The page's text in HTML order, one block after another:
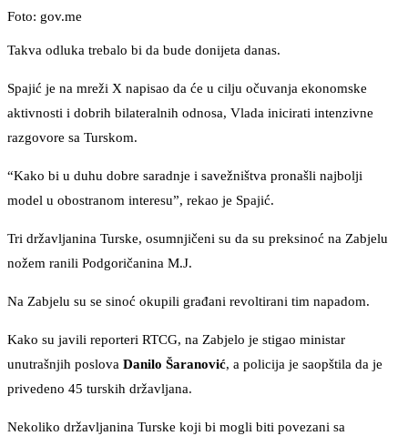
Foto: gov.me
Takva odluka trebalo bi da bude donijeta danas.
Spajić je na mreži X napisao da će u cilju očuvanja ekonomske
aktivnosti i dobrih bilateralnih odnosa, Vlada inicirati intenzivne
razgovore sa Turskom.
“Kako bi u duhu dobre saradnje i savežništva pronašli najbolji
model u obostranom interesu”, rekao je Spajić.
Tri državljanina Turske, osumnjičeni su da su preksinoć na Zabjelu
nožem ranili Podgoričanina M.J.
Na Zabjelu su se sinoć okupili građani revoltirani tim napadom.
Kako su javili reporteri RTCG, na Zabjelo je stigao ministar
unutrašnjih poslova Danilo Šaranović, a policija je saopštila da je
privedeno 45 turskih državljana.
Nekoliko državljanina Turske koji bi mogli biti povezani sa